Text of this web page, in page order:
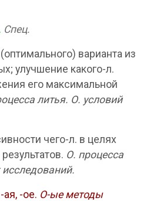
Спец.
варианта из
улучшение какого-л.
его максимальной
литья. О. условий
чего-л. в целях
О. процесса
ая, -ое. О-ые методы